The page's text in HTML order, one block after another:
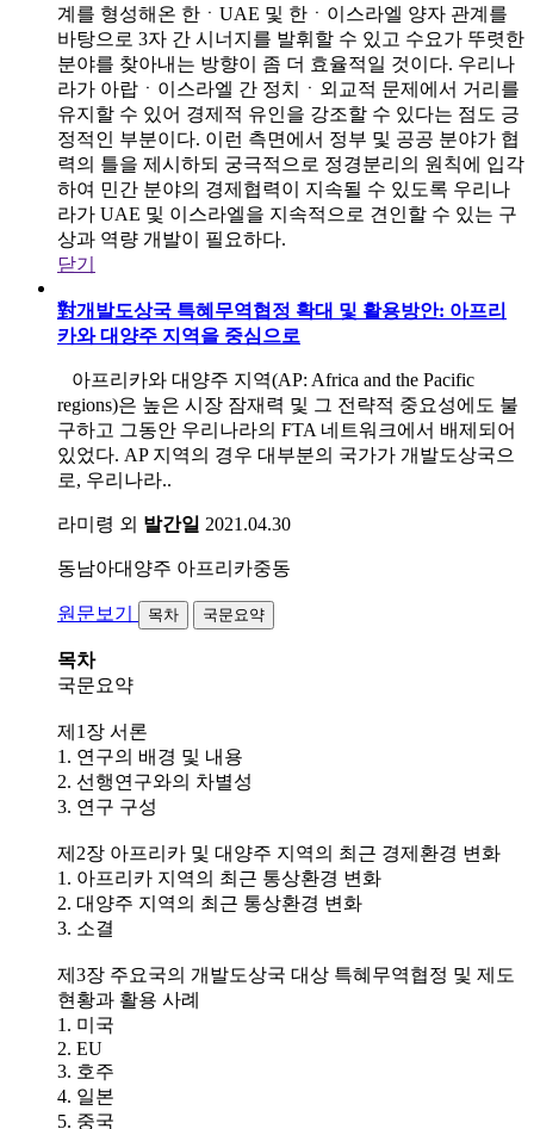
계를 형성해온 한ㆍUAE 및 한ㆍ이스라엘 양자 관계를
바탕으로 3자 간 시너지를 발휘할 수 있고 수요가 뚜렷한
분야를 찾아내는 방향이 좀 더 효율적일 것이다. 우리나
라가 아랍ㆍ이스라엘 간 정치ㆍ외교적 문제에서 거리를
유지할 수 있어 경제적 유인을 강조할 수 있다는 점도 긍
정적인 부분이다. 이런 측면에서 정부 및 공공 분야가 협
력의 틀을 제시하되 궁극적으로 정경분리의 원칙에 입각
하여 민간 분야의 경제협력이 지속될 수 있도록 우리나
라가 UAE 및 이스라엘을 지속적으로 견인할 수 있는 구
상과 역량 개발이 필요하다.
닫기
對개발도상국 특혜무역협정 확대 및 활용방안: 아프리
카와 대양주 지역을 중심으로
아프리카와 대양주 지역(AP: Africa and the Pacific
regions)은 높은 시장 잠재력 및 그 전략적 중요성에도 불
구하고 그동안 우리나라의 FTA 네트워크에서 배제되어
있었다. AP 지역의 경우 대부분의 국가가 개발도상국으
로, 우리나라..
라미령 외 발간일 2021.04.30
동남아대양주 아프리카중동
원문보기 목차 국문요약
목차
국문요약
제1장 서론
1. 연구의 배경 및 내용
2. 선행연구와의 차별성
3. 연구 구성
제2장 아프리카 및 대양주 지역의 최근 경제환경 변화
1. 아프리카 지역의 최근 통상환경 변화
2. 대양주 지역의 최근 통상환경 변화
3. 소결
제3장 주요국의 개발도상국 대상 특혜무역협정 및 제도
현황과 활용 사례
1. 미국
2. EU
3. 호주
4. 일본
5. 중국